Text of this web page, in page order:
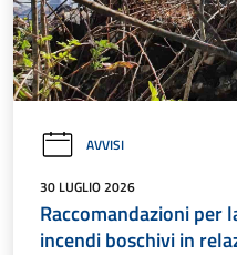
AVVISI
30 LUGLIO 2026
Raccomandazioni per
incendi boschivi in